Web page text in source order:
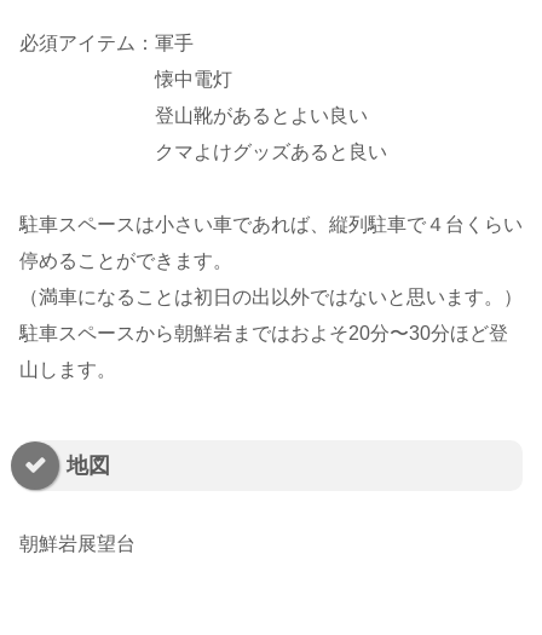
必須アイテム：軍手
懐中電灯
登山靴があるとよい良い
クマよけグッズあると良い
駐車スペースは小さい車であれば、縦列駐車で４台くらい
停めることができます。
（満車になることは初日の出以外ではないと思います。）
駐車スペースから朝鮮岩まではおよそ20分〜30分ほど登
山します。
地図
朝鮮岩展望台